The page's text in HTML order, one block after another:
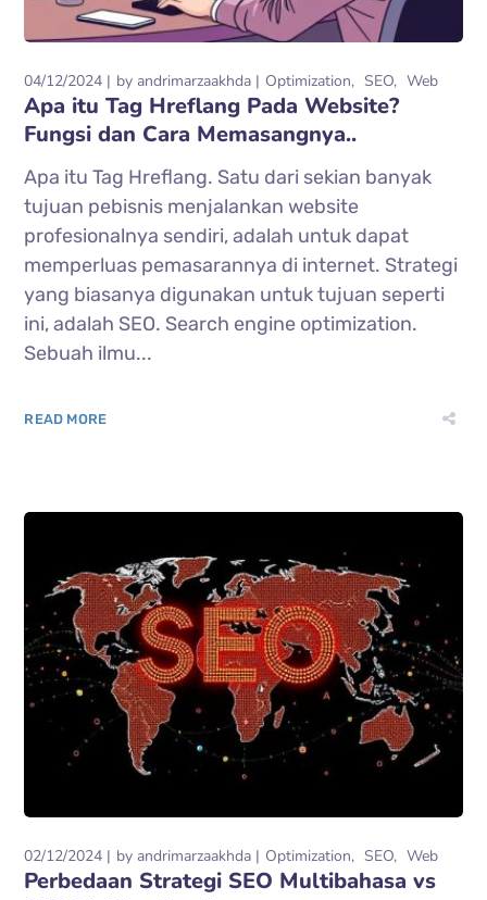
04/12/2024 by andrimarzaakhda Optimization SEO Web
Apa itu Tag Hreflang Pada Website?
Fungsi dan Cara Memasangnya..
Apa itu Tag Hreflang. Satu dari sekian banyak
tujuan pebisnis menjalankan website
profesionalnya sendiri, adalah untuk dapat
memperluas pemasarannya di internet. Strategi
yang biasanya digunakan untuk tujuan seperti
ini, adalah SEO. Search engine optimization.
Sebuah ilmu...
READ MORE
02/12/2024 by andrimarzaakhda Optimization SEO Web
Perbedaan Strategi SEO Multibahasa vs